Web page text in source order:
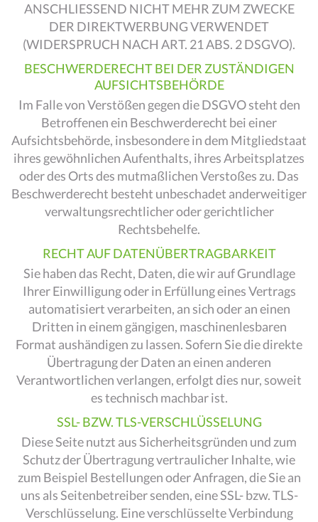
ANSCHLIESSEND NICHT MEHR ZUM ZWECKE
DER DIREKTWERBUNG VERWENDET
(WIDERSPRUCH NACH ART. 21 ABS. 2 DSGVO).
BESCHWERDE­RECHT BEI DER ZUSTÄNDIGEN
AUFSICHTS­BEHÖRDE
Im Falle von Verstößen gegen die DSGVO steht den
Betroffenen ein Beschwerderecht bei einer
Aufsichtsbehörde, insbesondere in dem Mitgliedstaat
ihres gewöhnlichen Aufenthalts, ihres Arbeitsplatzes
oder des Orts des mutmaßlichen Verstoßes zu. Das
Beschwerderecht besteht unbeschadet anderweitiger
verwaltungsrechtlicher oder gerichtlicher
Rechtsbehelfe.
RECHT AUF DATEN­ÜBERTRAG­BARKEIT
Sie haben das Recht, Daten, die wir auf Grundlage
Ihrer Einwilligung oder in Erfüllung eines Vertrags
automatisiert verarbeiten, an sich oder an einen
Dritten in einem gängigen, maschinenlesbaren
Format aushändigen zu lassen. Sofern Sie die direkte
Übertragung der Daten an einen anderen
Verantwortlichen verlangen, erfolgt dies nur, soweit
es technisch machbar ist.
SSL- BZW. TLS-VERSCHLÜSSELUNG
Diese Seite nutzt aus Sicherheitsgründen und zum
Schutz der Übertragung vertraulicher Inhalte, wie
zum Beispiel Bestellungen oder Anfragen, die Sie an
uns als Seitenbetreiber senden, eine SSL- bzw. TLS-
Verschlüsselung. Eine verschlüsselte Verbindung